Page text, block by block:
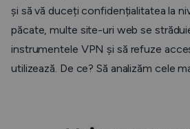
și să vă duceți confidențialitatea la
păcate, multe site-uri web se
instrumentele VPN și să refuze
utilizează. De ce? Să analizăm cele